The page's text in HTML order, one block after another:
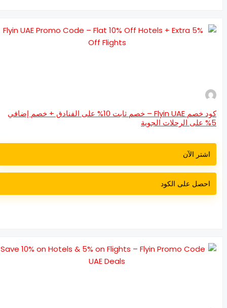
كود خصم Flyin UAE – خصم ثابت 10% على الفنادق + خصم إضافي
اشتر الآن
احصل على الكود